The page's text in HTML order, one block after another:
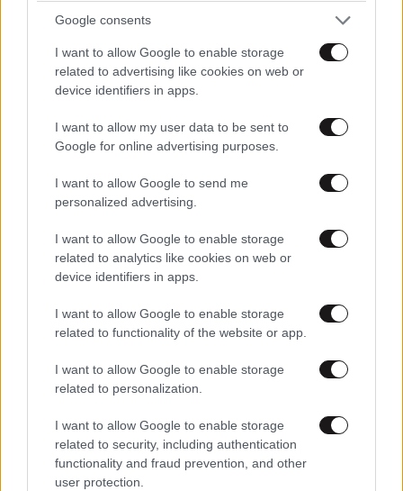
Google consents
I want to allow Google to enable storage
related to advertising like cookies on web or
device identifiers in apps.
I want to allow my user data to be sent to
Google for online advertising purposes.
I want to allow Google to send me
personalized advertising.
I want to allow Google to enable storage
related to analytics like cookies on web or
device identifiers in apps.
I want to allow Google to enable storage
related to functionality of the website or app.
I want to allow Google to enable storage
related to personalization.
I want to allow Google to enable storage
related to security, including authentication
functionality and fraud prevention, and other
user protection.
Xαρακτήρες: 0/1000
Διαβάστε και ακολουθήστε τους κανόνες σχολιασμού
Να ναι καλά 22·03·2024 19:38
Απαντήστε